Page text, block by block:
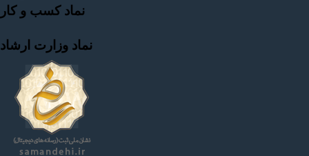
نماد کسب و کار
نماد وزارت ارشاد